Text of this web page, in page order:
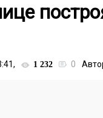
1 232 0